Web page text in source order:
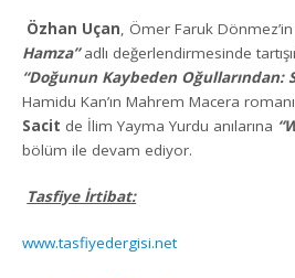
Özhan Uçan , Ömer Faruk Dönmez’in
Hamza”adlı değerlendirmesinde
“Doğunun Kaybeden Oğullarından:
Hamidu Kan’ın Mahrem Macera
Sacit de İlim Yayma Yurdu anılarına
bölüm ile devam ediyor.
Tasfiye İrtibat:
www.tasfiyedergisi.net